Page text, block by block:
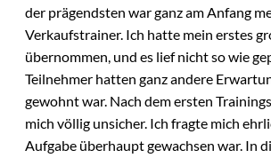
der prägendsten war ganz am Anfang
Verkaufstrainer. Ich hatte mein erstes
übernommen, und es lief nicht so wie
Teilnehmer hatten ganz andere
gewohnt war. Nach dem ersten
mich völlig unsicher. Ich fragte mich
Aufgabe überhaupt gewachsen war. In